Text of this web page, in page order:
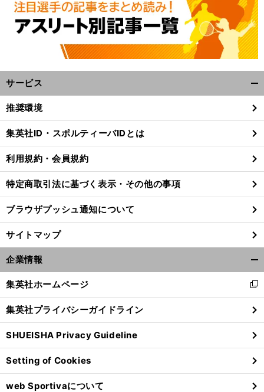
「
本
」
.
.
.
？
サービス
閉
る
推奨環境
集英社ID・スポルティーバIDとは
利用規約・会員規約
特定商取引法に基づく表示・その他の事項
ブラウザプッシュ通知について
サイトマップ
企業情報
閉
る
集英社ホームページ
新
し
い
ウ
ィ
ン
ド
ウ
で
集英社プライバシーガイドライン
SHUEISHA Privacy Guideline
Setting of Cookies
web Sportivaについて